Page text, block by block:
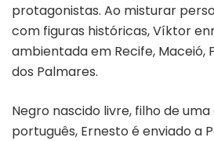
protagonistas. Ao misturar
com figuras históricas, Víktor
ambientada em Recife, Maceió,
dos Palmares.
Negro nascido livre, filho de
português, Ernesto é enviado a